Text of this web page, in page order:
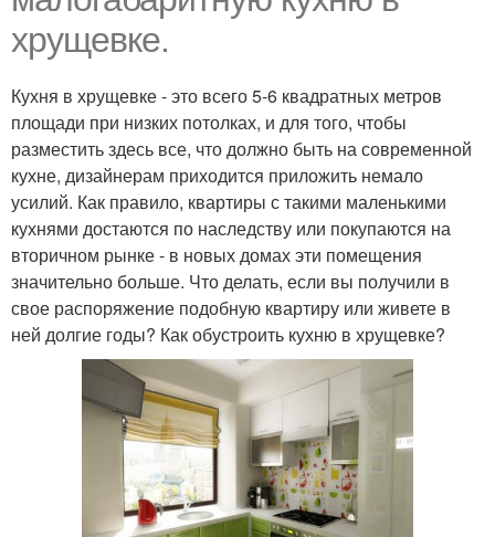
хрущевке.
Кухня в хрущевке - это всего 5-6 квадратных метров
площади при низких потолках, и для того, чтобы
разместить здесь все, что должно быть на современной
кухне, дизайнерам приходится приложить немало
усилий. Как правило, квартиры с такими маленькими
кухнями достаются по наследству или покупаются на
вторичном рынке - в новых домах эти помещения
значительно больше. Что делать, если вы получили в
свое распоряжение подобную квартиру или живете в
ней долгие годы? Как обустроить кухню в хрущевке?